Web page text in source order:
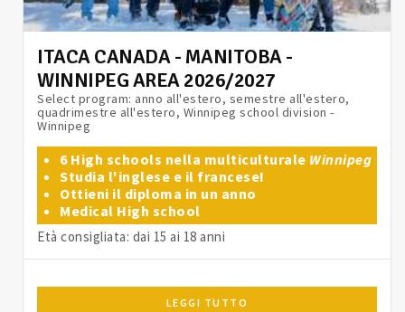
ITACA CANADA - MANITOBA -
WINNIPEG AREA 2026/2027
Select program: anno all'estero, semestre all'estero,
quadrimestre all'estero, Winnipeg school division -
Winnipeg
6 High schools nella multiculturale Winnipeg
Studia l'inglese e il francese!
Ottieni il diploma in un anno
Medical High school
Età consigliata: dai 15 ai 18 anni
LEGGI TUTTO